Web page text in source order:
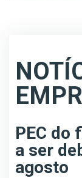
PEC do
a ser
agosto